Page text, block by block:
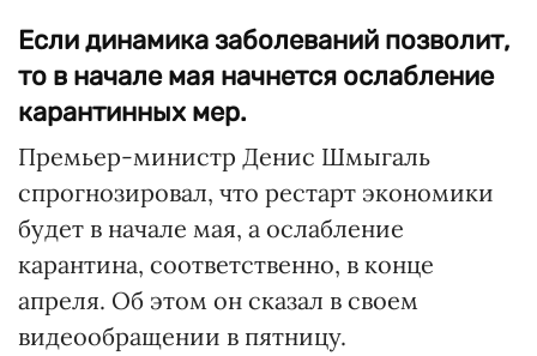
Если динамика заболеваний позволит,
то в начале мая начнется ослабление
карантинных мер.
Премьер-министр Денис Шмыгаль
спрогнозировал, что рестарт экономики
будет в начале мая, а ослабление
карантина, соответственно, в конце
апреля. Об этом он сказал в своем
видеообращении в пятницу.